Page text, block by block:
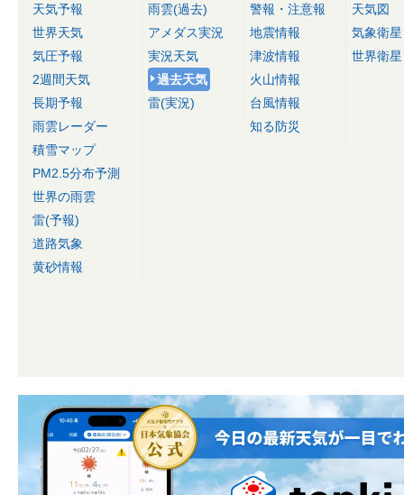
天気予報
世界天気
気圧予報
2週間天気
長期予報
雨雲レーダー
積雪マップ
PM2.5分布予測
世界の雨雲
雷(予報)
道路気象
黄砂情報
雨雲(過去)
アメダス実況
実況天気
過去天気
雷(実況)
警報・注意報
地震情報
津波情報
火山情報
台風情報
知る防災
天気図
気象衛星
世界衛星